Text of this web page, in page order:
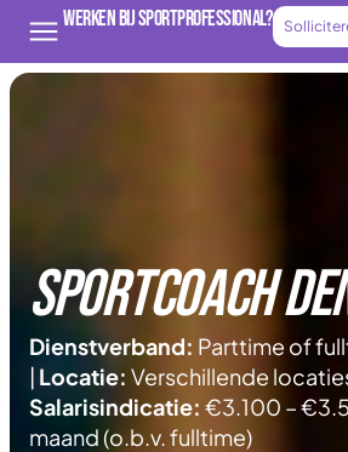
Werken bij Sportprofessional?
Sportcoach
Dienstverband: Parttime of
| Locatie: Verschillende
Salarisindicatie: €3.100 –
maand (o.b.v. fulltime)